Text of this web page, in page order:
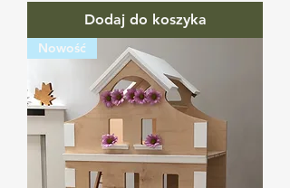
Dodaj do koszyka
Nowość